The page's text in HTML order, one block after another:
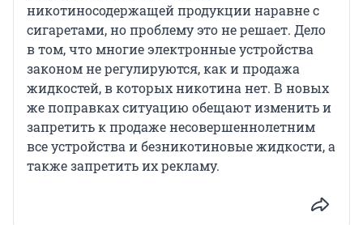
никотиносодержащей продукции наравне с
сигаретами, но проблему это не решает. Дело
в том, что многие электронные устройства
законом не регулируются, как и продажа
жидкостей, в которых никотина нет. В новых
же поправках ситуацию обещают изменить и
запретить к продаже несовершеннолетним
все устройства и безникотиновые жидкости, а
также запретить их рекламу.